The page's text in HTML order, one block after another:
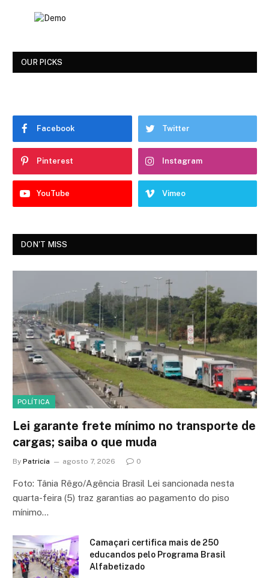
OUR PICKS
Facebook Twitter
Pinterest Instagram
YouTube Vimeo
DON'T MISS
POLÍTICA
Lei garante frete mínimo no transporte de
cargas; saiba o que muda
By Patricia agosto 7, 2026 0
Foto: Tânia Rêgo/Agência Brasil Lei sancionada nesta
quarta-feira (5) traz garantias ao pagamento do piso
mínimo…
Camaçari certifica mais de 250
educandos pelo Programa Brasil
Alfabetizado